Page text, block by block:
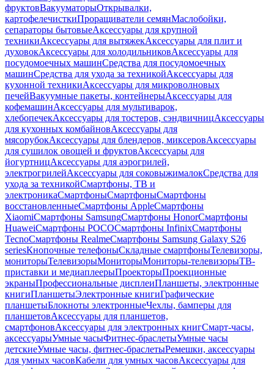
фруктовВакууматорыОткрывалки,
картофелечисткиПроращиватели семянМаслобойки,
сепараторы бытовыеАксессуары для крупной
техникиАксессуары для вытяжекАксессуары для плит и
духовокАксессуары для холодильниковАксессуары для
посудомоечных машинСредства для посудомоечных
машинСредства для ухода за техникойАксессуары для
кухонной техникиАксессуары для микроволновых
печейВакуумные пакеты, контейнерыАксессуары для
кофемашинАксессуары для мультиварок,
хлебопечекАксессуары для тостеров, сэндвичницАксессуары
для кухонных комбайновАксессуары для
мясорубокАксессуары для блендеров, миксеровАксессуары
для сушилок овощей и фруктовАксессуары для
йогуртницАксессуары для аэрогрилей,
электрогрилейАксессуары для соковыжималокСредства для
ухода за техникойСмартфоны, ТВ и
электроникаСмартфоныСмартфоныСмартфоны
восстановленныеСмартфоны AppleСмартфоны
XiaomiСмартфоны SamsungСмартфоны HonorСмартфоны
HuaweiСмартфоны POCOСмартфоны InfinixСмартфоны
TecnoСмартфоны RealmeСмартфоны Samsung Galaxy S26
seriesКнопочные телефоныСкладные смартфоныТелевизоры,
мониторыТелевизорыМониторыМониторы-телевизорыТВ-
приставки и медиаплеерыПроекторыПроекционные
экраныПрофессиональные дисплеиПланшеты, электронные
книгиПланшетыЭлектронные книгиГрафические
планшетыБлокноты электронныеЧехлы, бамперы для
планшетовАксессуары для планшетов,
смартфоновАксессуары для электронных книгСмарт-часы,
аксессуарыУмные часыФитнес-браслетыУмные часы
детскиеУмные часы, фитнес-браслетыРемешки, аксессуары
для умных часовКабели для умных часовАксессуары для